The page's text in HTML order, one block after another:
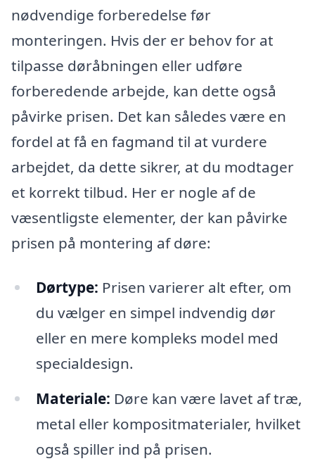
nødvendige forberedelse før
monteringen. Hvis der er behov for at
tilpasse døråbningen eller udføre
forberedende arbejde, kan dette også
påvirke prisen. Det kan således være en
fordel at få en fagmand til at vurdere
arbejdet, da dette sikrer, at du modtager
et korrekt tilbud. Her er nogle af de
væsentligste elementer, der kan påvirke
prisen på montering af døre:
Dørtype: Prisen varierer alt efter, om
du vælger en simpel indvendig dør
eller en mere kompleks model med
specialdesign.
Materiale: Døre kan være lavet af træ,
metal eller kompositmaterialer, hvilket
også spiller ind på prisen.